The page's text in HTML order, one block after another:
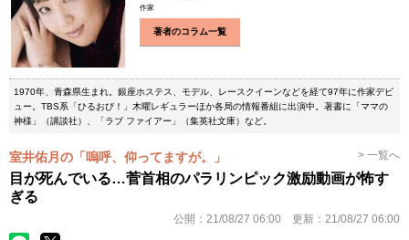
作家
著者のコラム一覧
1970年、青森県生まれ。銀座ホステス、モデル、レースクイーンなどを経て97年に作家デビ
ュー。TBS系「ひるおび！」木曜レギュラーほか各局の情報番組に出演中。著書に「ママの
神様」（講談社）、「ラブ ファイアー」（集英社文庫）など。
室井佑月の「嗚呼、仰ってますが。」 > 一覧へ
目が死んでいる…菅首相のパラリンピック激励動画が怖す
ぎる
公開： 21/08/27 06:00 更新： 21/08/27 06:00